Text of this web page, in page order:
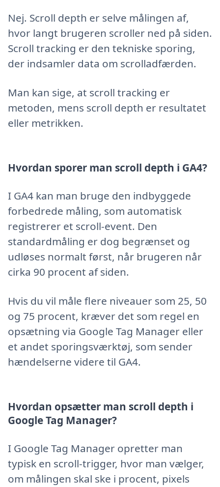
Nej. Scroll depth er selve målingen af,
hvor langt brugeren scroller ned på siden.
Scroll tracking er den tekniske sporing,
der indsamler data om scrolladfærden.
Man kan sige, at scroll tracking er
metoden, mens scroll depth er resultatet
eller metrikken.
Hvordan sporer man scroll depth i GA4?
I GA4 kan man bruge den indbyggede
forbedrede måling, som automatisk
registrerer et scroll-event. Den
standardmåling er dog begrænset og
udløses normalt først, når brugeren når
cirka 90 procent af siden.
Hvis du vil måle flere niveauer som 25, 50
og 75 procent, kræver det som regel en
opsætning via Google Tag Manager eller
et andet sporingsværktøj, som sender
hændelserne videre til GA4.
Hvordan opsætter man scroll depth i
Google Tag Manager?
I Google Tag Manager opretter man
typisk en scroll-trigger, hvor man vælger,
om målingen skal ske i procent, pixels